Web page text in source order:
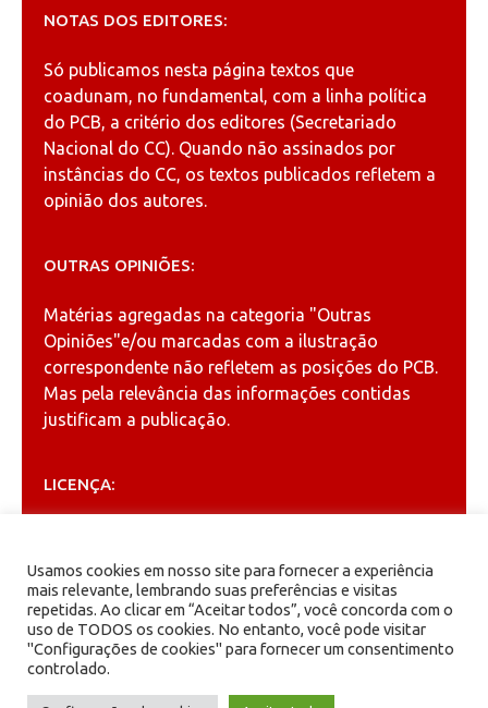
NOTAS DOS EDITORES:
Só publicamos nesta página textos que
coadunam, no fundamental, com a linha política
do PCB, a critério dos editores (Secretariado
Nacional do CC). Quando não assinados por
instâncias do CC, os textos publicados refletem a
opinião dos autores.
OUTRAS OPINIÕES:
Matérias agregadas na categoria "Outras
Opiniões"e/ou marcadas com a ilustração
correspondente não refletem as posições do PCB.
Mas pela relevância das informações contidas
justificam a publicação.
LICENÇA:
Creative Commons
ARQUIVOS
Arquivos
Usamos cookies em nosso site para fornecer a experiência
mais relevante, lembrando suas preferências e visitas
repetidas. Ao clicar em “Aceitar todos”, você concorda com o
uso de TODOS os cookies. No entanto, você pode visitar
"Configurações de cookies" para fornecer um consentimento
controlado.